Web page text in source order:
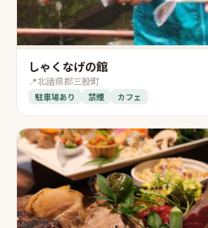
しゃくなげの館
📍北諸県郡三股町
駐車場あり 禁煙 カフェ